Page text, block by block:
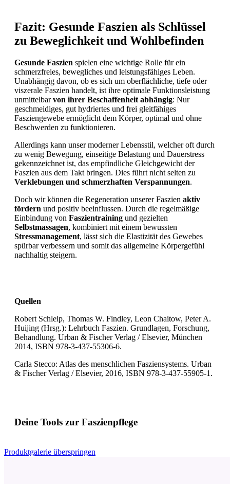
Fazit: Gesunde Faszien als Schlüssel
zu Beweglichkeit und Wohlbefinden
Gesunde Faszien spielen eine wichtige Rolle für ein
schmerzfreies, bewegliches und leistungsfähiges Leben.
Unabhängig davon, ob es sich um oberflächliche, tiefe oder
viszerale Faszien handelt, ist ihre optimale Funktionsleistung
unmittelbarvon ihrer Beschaffenheit abhängig: Nur
geschmeidiges, gut hydriertes und frei gleitfähiges
Fasziengewebe ermöglicht dem Körper, optimal und ohne
Beschwerden zu funktionieren.
Allerdings kann unser moderner Lebensstil, welcher oft durch
zu wenig Bewegung, einseitige Belastung und Dauerstress
gekennzeichnet ist, das empfindliche Gleichgewicht der
Faszien aus dem Takt bringen. Dies führt nicht selten zu
Verklebungen und schmerzhaften Verspannungen.
Doch wir können die Regeneration unserer Faszien aktiv
fördern und positiv beeinflussen. Durch die regelmäßige
Einbindung von Faszientraining und gezielten
Selbstmassagen, kombiniert mit einem bewussten
Stressmanagement, lässt sich die Elastizität des Gewebes
spürbar verbessern und somit das allgemeine Körpergefühl
nachhaltig steigern.
Quellen
Robert Schleip, Thomas W. Findley, Leon Chaitow, Peter A.
Huijing (Hrsg.): Lehrbuch Faszien. Grundlagen, Forschung,
Behandlung. Urban & Fischer Verlag / Elsevier, München
2014, ISBN 978-3-437-55306-6.
Carla Stecco: Atlas des menschlichen Fasziensystems. Urban
& Fischer Verlag / Elsevier, 2016, ISBN 978-3-437-55905-1.
Deine Tools zur Faszienpflege
Produktgalerie überspringen